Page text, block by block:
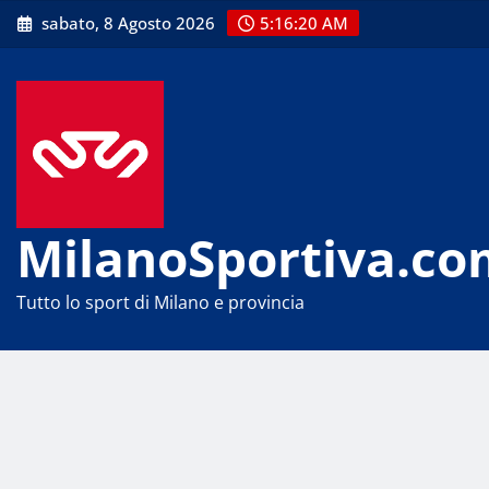
Skip
to
sabato, 8 Agosto 2026 5:16:21 AM
Tutto lo sport di Milano e provincia